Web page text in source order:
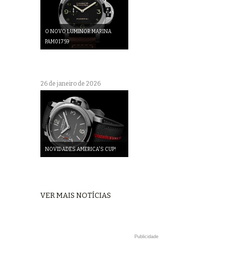
O NOVO LUMINOR MARINA
PAM01759
26 de janeiro de 2026
NOVIDADES AMERICA'S CUP!
VER MAIS NOTÍCIAS
Publicidade